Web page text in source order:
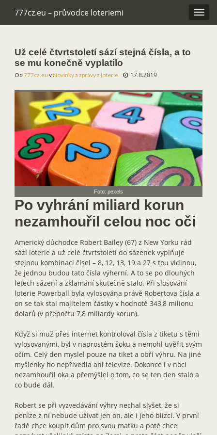
777cz.eu – průvodce loteriemi
Už celé čtvrtstoletí sází stejná čísla, a to
se mu konečně vyplatilo
Od 777cz.eu vNovinky a zprávy z loterie 17.8.2019
Foto: pexels
Po vyhrání miliard korun
nezamhouřil celou noc oči
Americký důchodce Robert Bailey (67) z New Yorku rád
sází loterie a už celé čtvrtstoletí do sázenek vyplňuje
stejnou kombinaci čísel – 8, 12, 13, 19 a 27 s tou vidinou,
že jednou budou tato čísla výherní. A to se po dlouhých
letech sázení a zklamání skutečně stalo. Při slosování
loterie Powerball byla vylosována právě Robertova čísla a
on se tak stal majitelem částky v hodnotě 343,8 milionu
dolarů (v přepočtu 7,8 miliardy korun).
Když si muž přes internet kontroloval čísla z tiketu s těmi
vylosovanými, byl v naprostém šoku a nemohl uvěřit svým
očím. Celý den myslel pouze na tiket a obří výhru. Na jiné
myšlenky ho nepřivedla ani televize. Dokonce i v noci
nezamhouřil oka a přemýšlel o tom, co se ten den stalo a
co bude dál.
Robert se při vyzvedávání výhry nechal slyšet, že si
peníze z ní nebude užívat jen on, ale i jeho blízcí. V první
řadě chce koupit dům pro svou matku a poté chce